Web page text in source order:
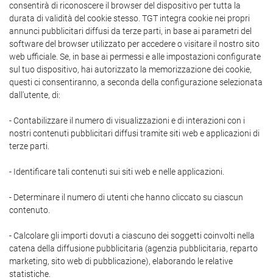
consentirà di riconoscere il browser del dispositivo per tutta la
durata di validità del cookie stesso. TGT integra cookie nei propri
annunci pubblicitari diffusi da terze parti, in base ai parametri del
software del browser utilizzato per accedere o visitare il nostro sito
web ufficiale. Se, in base ai permessi e alle impostazioni configurate
sul tuo dispositivo, hai autorizzato la memorizzazione dei cookie,
questi ci consentiranno, a seconda della configurazione selezionata
dall'utente, di:
- Contabilizzare il numero di visualizzazioni e di interazioni con i
nostri contenuti pubblicitari diffusi tramite siti web e applicazioni di
terze parti.
- Identificare tali contenuti sui siti web e nelle applicazioni.
- Determinare il numero di utenti che hanno cliccato su ciascun
contenuto.
- Calcolare gli importi dovuti a ciascuno dei soggetti coinvolti nella
catena della diffusione pubblicitaria (agenzia pubblicitaria, reparto
marketing, sito web di pubblicazione), elaborando le relative
statistiche.